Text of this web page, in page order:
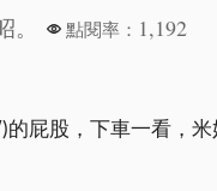
。 點閱率： 1,192
屁股，下車一看，